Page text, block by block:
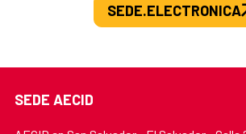
SEDE.ELECTRONICA
SEDE AECID